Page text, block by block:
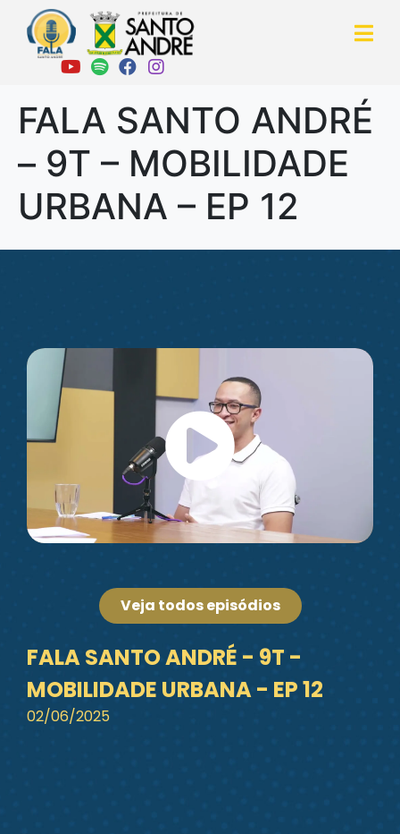
FALA SANTO ANDRÉ
– 9T – MOBILIDADE
URBANA – EP 12
Veja todos episódios
FALA SANTO ANDRÉ - 9T -
MOBILIDADE URBANA - EP 12
02/06/2025